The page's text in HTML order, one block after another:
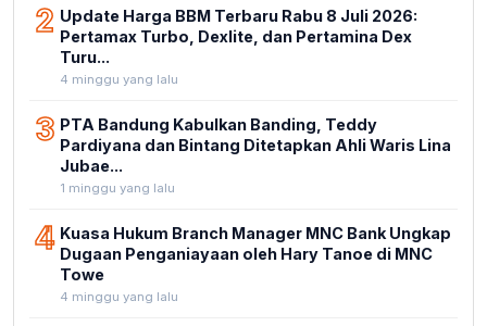
2 Update Harga BBM Terbaru Rabu 8 Juli 2026:
Pertamax Turbo, Dexlite, dan Pertamina Dex
Turu...
4 minggu yang lalu
3 PTA Bandung Kabulkan Banding, Teddy
Pardiyana dan Bintang Ditetapkan Ahli Waris Lina
Jubae...
1 minggu yang lalu
4 Kuasa Hukum Branch Manager MNC Bank Ungkap
Dugaan Penganiayaan oleh Hary Tanoe di MNC
Towe
4 minggu yang lalu